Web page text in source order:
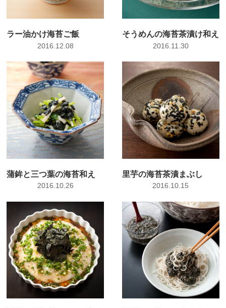
ラー油かけ海苔ご飯
2016.12.08
そうめんの海苔茶漬け和え
2016.11.30
蒲鉾と三つ葉の海苔和え
2016.10.26
里芋の海苔茶漬まぶし
2016.10.15